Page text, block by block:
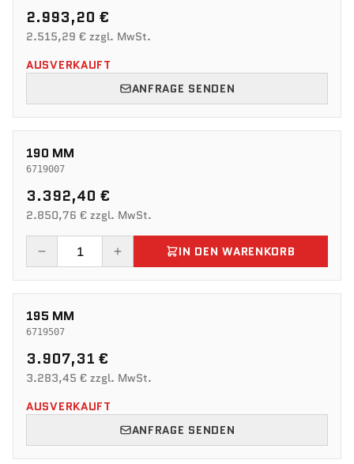
2.993,20 €
2.515,29 € zzgl. MwSt.
AUSVERKAUFT
ANFRAGE SENDEN
190 MM
6719007
3.392,40 €
2.850,76 € zzgl. MwSt.
IN DEN WARENKORB
195 MM
6719507
3.907,31 €
3.283,45 € zzgl. MwSt.
AUSVERKAUFT
ANFRAGE SENDEN